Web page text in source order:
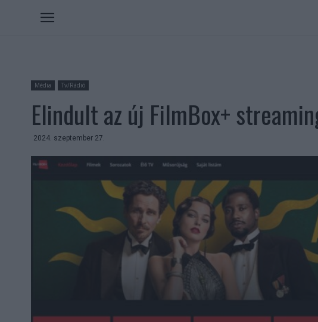
Média Tv/Rádió
Elindult az új FilmBox+
2024. szeptember 27.